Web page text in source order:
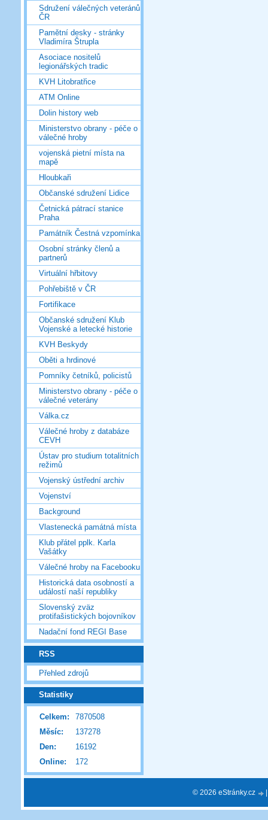
Sdružení válečných veteránů
ČR
Pamětní desky - stránky
Vladimíra Štrupla
Asociace nositelů
legionářských tradic
KVH Litobratřice
ATM Online
Dolin history web
Ministerstvo obrany - péče o
válečné hroby
vojenská pietní místa na
mapě
Hloubkaři
Občanské sdružení Lidice
Četnická pátrací stanice
Praha
Památník Čestná vzpomínka
Osobní stránky členů a
partnerů
Virtuální hřbitovy
Pohřebiště v ČR
Fortifikace
Občanské sdružení Klub
Vojenské a letecké historie
KVH Beskydy
Oběti a hrdinové
Pomníky četníků, policistů
Ministerstvo obrany - péče o
válečné veterány
Válka.cz
Válečné hroby z databáze
CEVH
Ústav pro studium totalitních
režimů
Vojenský ústřední archiv
Vojenství
Background
Vlastenecká památná místa
Klub přátel pplk. Karla
Vašátky
Válečné hroby na Facebooku
Historická data osobností a
událostí naší republiky
Slovenský zväz
protifašistických bojovníkov
Nadační fond REGI Base
RSS
Přehled zdrojů
Statistiky
Online: 172
Celkem:
7870508
Měsíc:
137278
Den:
16192
© 2026 eStránky.cz